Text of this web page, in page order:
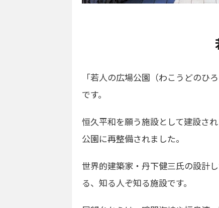
「若人の広場公園（わこうどのひ
です。
恒久平和を願う施設として建設さ
公園に再整備されました。
世界的建築家・丹下健三氏の設計
る、知る人ぞ知る施設です。